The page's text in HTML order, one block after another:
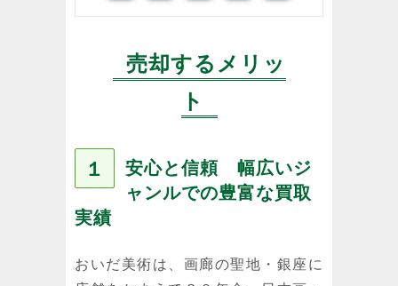
売却するメリッ
ト
１
安心と信頼 幅広いジ
ャンルでの豊富な買取
実績
おいだ美術は、画廊の聖地・銀座に